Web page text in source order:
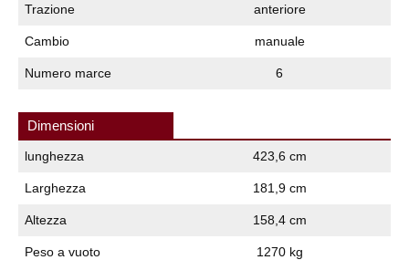
Trazione anteriore
Cambio manuale
Numero marce 6
Dimensioni
lunghezza 423,6 cm
Larghezza 181,9 cm
Altezza 158,4 cm
Peso a vuoto 1270 kg